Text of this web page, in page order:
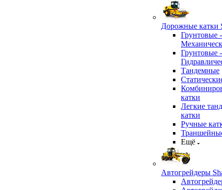
Дорожные катки
Грунтовые -
Грунтовые -
Тандемные
катки
Легкие
катки
Ручные
Ещё
Автогрейдеры